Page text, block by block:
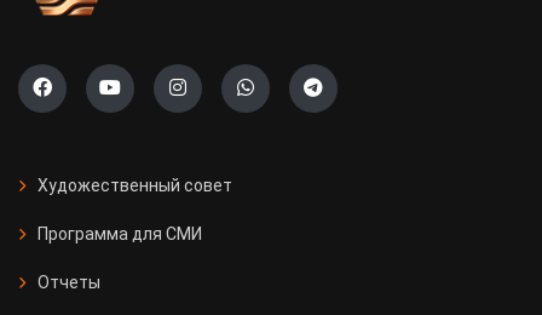
Художественный совет
Программа для СМИ
Отчеты